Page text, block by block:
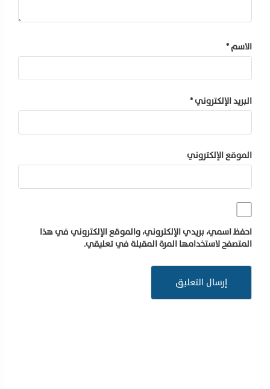
الاسم*
البريد الإلكتروني*
الموقع الإلكتروني
احفظ اسمي، بريدي الإلكتروني، والموقع الإلكتروني في هذا
المتصفح لاستخدامها المرة المقبلة في تعليقي.